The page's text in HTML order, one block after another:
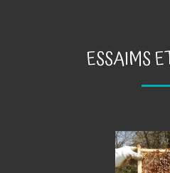
ESSAIMS